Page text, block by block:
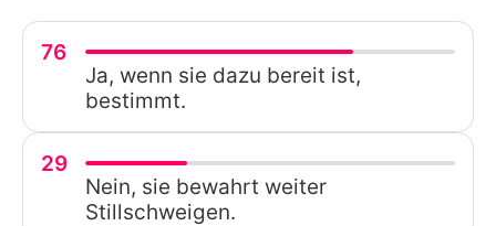
76
Ja, wenn sie dazu bereit ist,
bestimmt.
29
Nein, sie bewahrt weiter
Stillschweigen.